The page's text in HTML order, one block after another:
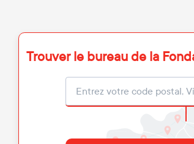
Trouver le bureau de la
Localisation